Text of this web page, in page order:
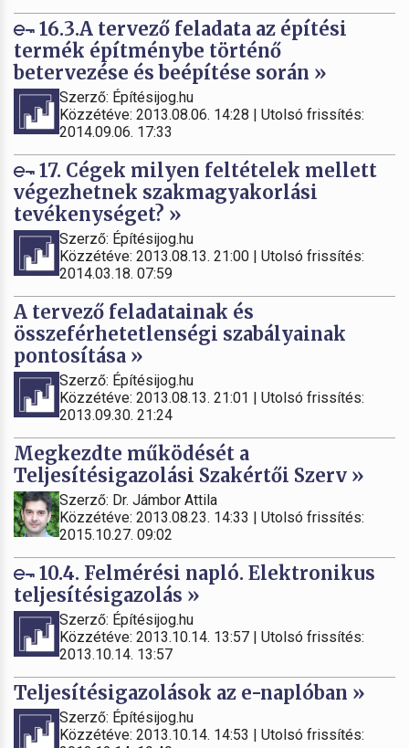
16.3.A tervező feladata az építési
termék építménybe történő
betervezése és beépítése során »
Szerző: Építésijog.hu
Közzétéve: 2013.08.06. 14:28 | Utolsó frissítés:
2014.09.06. 17:33
17. Cégek milyen feltételek mellett
végezhetnek szakmagyakorlási
tevékenységet? »
Szerző: Építésijog.hu
Közzétéve: 2013.08.13. 21:00 | Utolsó frissítés:
2014.03.18. 07:59
A tervező feladatainak és
összeférhetetlenségi szabályainak
pontosítása »
Szerző: Építésijog.hu
Közzétéve: 2013.08.13. 21:01 | Utolsó frissítés:
2013.09.30. 21:24
Megkezdte működését a
Teljesítésigazolási Szakértői Szerv »
Szerző: Dr. Jámbor Attila
Közzétéve: 2013.08.23. 14:33 | Utolsó frissítés:
2015.10.27. 09:02
10.4. Felmérési napló. Elektronikus
teljesítésigazolás »
Szerző: Építésijog.hu
Közzétéve: 2013.10.14. 13:57 | Utolsó frissítés:
2013.10.14. 13:57
Teljesítésigazolások az e-naplóban »
Szerző: Építésijog.hu
Közzétéve: 2013.10.14. 14:53 | Utolsó frissítés: